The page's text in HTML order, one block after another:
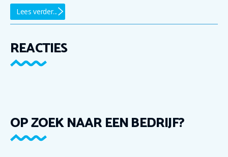
Lees verder...
REACTIES
OP ZOEK NAAR EEN BEDRIJF?